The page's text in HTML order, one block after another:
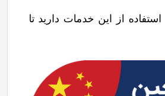
از این خدمات دارید تا